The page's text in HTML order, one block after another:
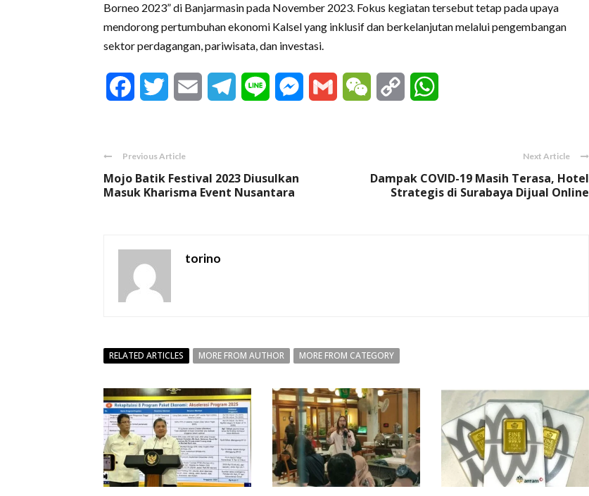
Borneo 2023” di Banjarmasin pada November 2023. Fokus kegiatan tersebut tetap pada upaya
mendorong pertumbuhan ekonomi Kalsel yang inklusif dan berkelanjutan melalui pengembangan
sektor perdagangan, pariwisata, dan investasi.
FacebookTwitter Email Telegram
Line Messenger
Gmail WeChat Copy
Previous Article
Mojo Batik Festival 2023 Diusulkan
Masuk Kharisma Event Nusantara
Next Article
Dampak COVID-19 Masih Terasa, Hotel
Strategis di Surabaya Dijual Online
torino
RELATED ARTICLES MORE FROM AUTHOR MORE FROM CATEGORY